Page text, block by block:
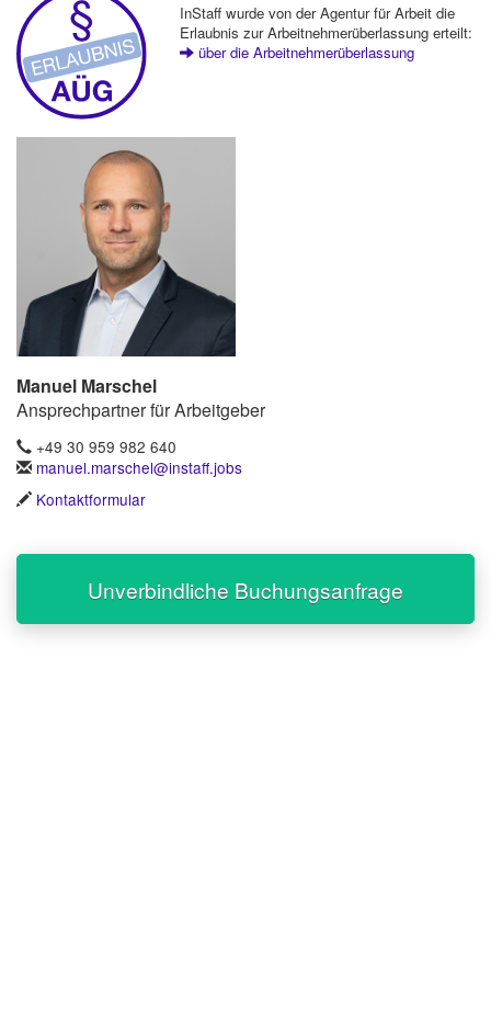
InStaff wurde von der Agentur für Arbeit die
Erlaubnis zur Arbeitnehmerüberlassung erteilt:
über die Arbeitnehmerüberlassung
Manuel Marschel
Ansprechpartner für Arbeitgeber
+49 30 959 982 640
manuel.marschel@instaff.jobs
Kontaktformular
Unverbindliche Buchungsanfrage